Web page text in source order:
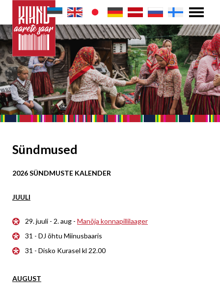
Sündmused
2026 SÜNDMUSTE KALENDER
JUULI
29. juuli - 2. aug - Manõja konnapillilaager
31 - DJ õhtu Miinusbaaris
31 - Disko Kurasel kl 22.00
AUGUST